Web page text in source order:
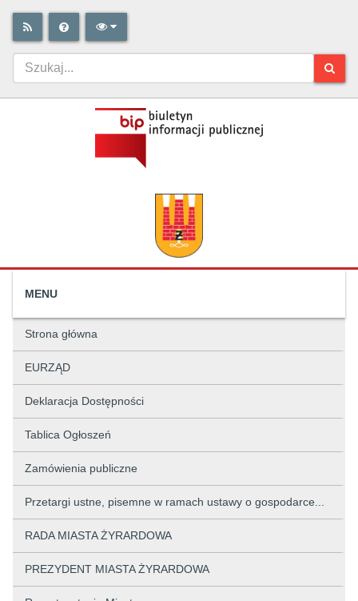
MENU
Strona główna
EURZĄD
Deklaracja Dostępności
Tablica Ogłoszeń
Zamówienia publiczne
Przetargi ustne, pisemne w ramach ustawy o gospodarce...
RADA MIASTA ŻYRARDOWA
PREZYDENT MIASTA ŻYRARDOWA